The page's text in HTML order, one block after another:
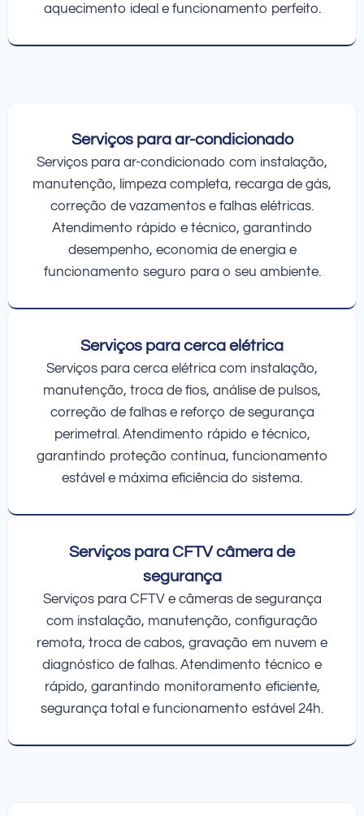
aquecimento ideal e funcionamento perfeito.
Serviços para ar-condicionado
Serviços para ar-condicionado com instalação,
manutenção, limpeza completa, recarga de gás,
correção de vazamentos e falhas elétricas.
Atendimento rápido e técnico, garantindo
desempenho, economia de energia e
funcionamento seguro para o seu ambiente.
Serviços para cerca elétrica
Serviços para cerca elétrica com instalação,
manutenção, troca de fios, análise de pulsos,
correção de falhas e reforço de segurança
perimetral. Atendimento rápido e técnico,
garantindo proteção contínua, funcionamento
estável e máxima eficiência do sistema.
Serviços para CFTV câmera de
segurança
Serviços para CFTV e câmeras de segurança
com instalação, manutenção, configuração
remota, troca de cabos, gravação em nuvem e
diagnóstico de falhas. Atendimento técnico e
rápido, garantindo monitoramento eficiente,
segurança total e funcionamento estável 24h.